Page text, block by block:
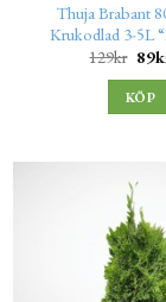
Thuja Brabant
Krukodlad 3-5L
129kr 89
KÖP